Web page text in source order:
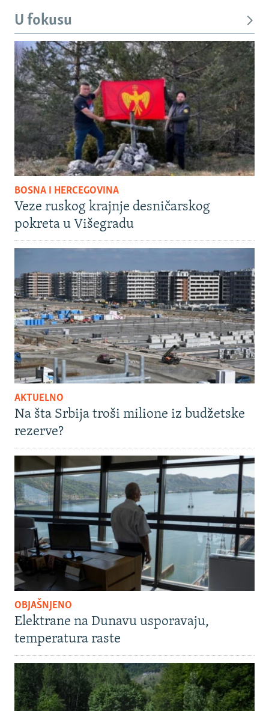
U fokusu
BOSNA I HERCEGOVINA
Veze ruskog krajnje desničarskog
pokreta u Višegradu
AKTUELNO
Na šta Srbija troši milione iz budžetske
rezerve?
OBJAŠNJENO
Elektrane na Dunavu usporavaju,
temperatura raste